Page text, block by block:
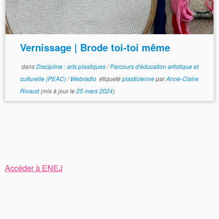
Vernissage | Brode toi-toi même
dansDiscipline : arts plastiques/Parcours d'éducation artistique et
culturelle (PEAC)/Webradio étiquetéplasticienneparAnne-Claire
Rivaud(mis à jour le25 mars 2024)
Accéder à ENEJ